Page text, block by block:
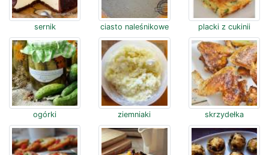
sernik ciasto naleśnikowe placki z cukinii
ogórki ziemniaki skrzydełka